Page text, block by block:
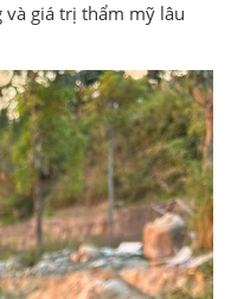
giá trị thẩm mỹ lâu